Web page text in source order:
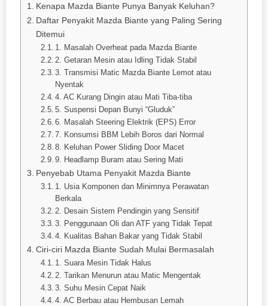
Kenapa Mazda Biante Punya Banyak Keluhan?
Daftar Penyakit Mazda Biante yang Paling Sering
Ditemui
1. Masalah Overheat pada Mazda Biante
2. Getaran Mesin atau Idling Tidak Stabil
3. Transmisi Matic Mazda Biante Lemot atau
Nyentak
4. AC Kurang Dingin atau Mati Tiba-tiba
5. Suspensi Depan Bunyi “Gluduk”
6. Masalah Steering Elektrik (EPS) Error
7. Konsumsi BBM Lebih Boros dari Normal
8. Keluhan Power Sliding Door Macet
9. Headlamp Buram atau Sering Mati
Penyebab Utama Penyakit Mazda Biante
1. Usia Komponen dan Minimnya Perawatan
Berkala
2. Desain Sistem Pendingin yang Sensitif
3. Penggunaan Oli dan ATF yang Tidak Tepat
4. Kualitas Bahan Bakar yang Tidak Stabil
Ciri-ciri Mazda Biante Sudah Mulai Bermasalah
1. Suara Mesin Tidak Halus
2. Tarikan Menurun atau Matic Mengentak
3. Suhu Mesin Cepat Naik
4. AC Berbau atau Hembusan Lemah